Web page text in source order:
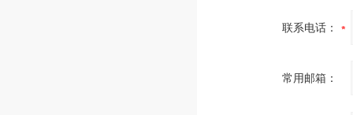
联系电话：
常用邮箱：